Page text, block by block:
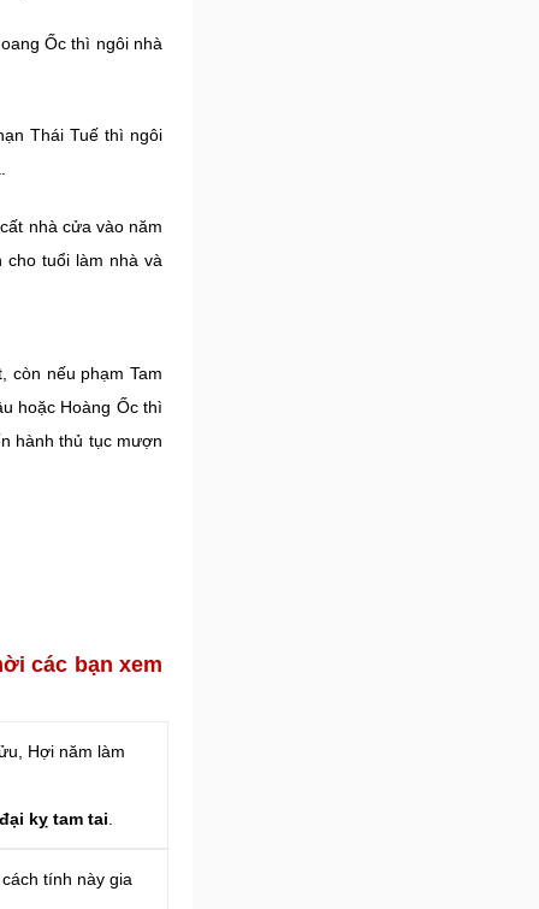
Ốc thì ngôi nhà
Thái Tuế thì ngôi
nhà cửa vào năm
tuổi làm nhà và
còn nếu phạm Tam
hoặc Hoàng Ốc thì
hành thủ tục mượn
các bạn xem
Hợi năm làm
kỵ tam tai
tính này gia